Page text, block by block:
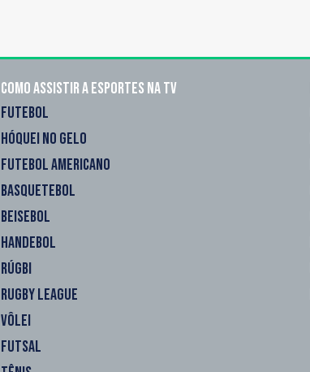
Como assistir a esportes na TV
FUTEBOL
HÓQUEI NO GELO
FUTEBOL AMERICANO
BASQUETEBOL
BEISEBOL
HANDEBOL
RÚGBI
RUGBY LEAGUE
VÔLEI
FUTSAL